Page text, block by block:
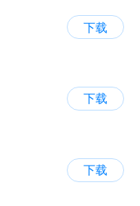
下载
下载
下载